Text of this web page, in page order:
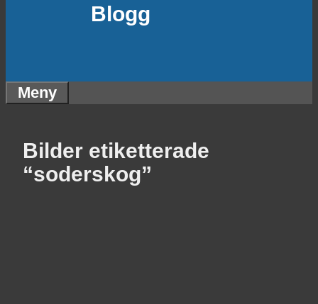
Blogg
Meny
Bilder etiketterade
“soderskog”